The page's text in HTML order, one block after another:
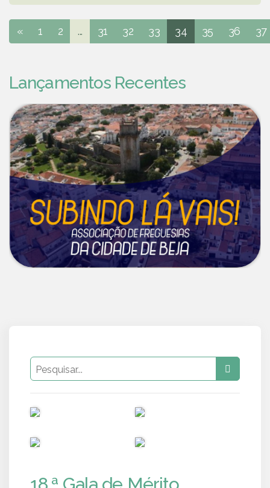
« 1 2 ... 31 32 33 34 35 36 37
Lançamentos Recentes